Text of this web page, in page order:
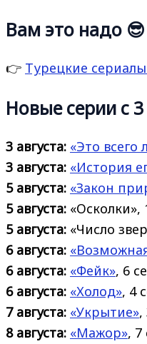
Вам это надо 😎
👉 Турецкие
Новые серии с 3
3 августа: «Это всего
3 августа: «История
5 августа: «Закон
5 августа: «Осколки»,
5 августа: «Число
6 августа:
6 августа: «Фейк», 6
6 августа: «Холод», 4
7 августа: «Укрытие»,
8 августа: «Мажор», 7